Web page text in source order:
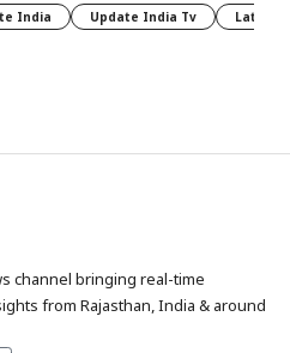
India Update India Tv Latest
channel bringing real-time
from Rajasthan, India & around